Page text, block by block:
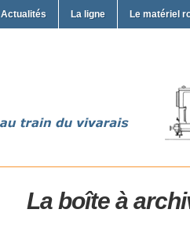
Actualités La ligne Le matériel
La boîte à